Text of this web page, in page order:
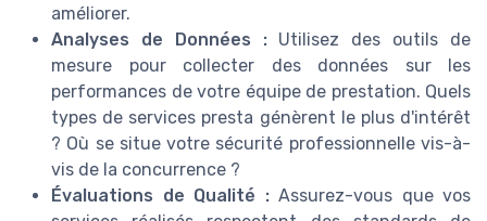
améliorer.
Analyses de Données :Utilisez des outils de
mesure pour collecter des données sur les
performances de votre équipe de prestation. Quels
types de services presta génèrent le plus d'intérêt
? Où se situe votre sécurité professionnelle vis-à-
vis de la concurrence ?
Évaluations de Qualité :Assurez-vous que vos